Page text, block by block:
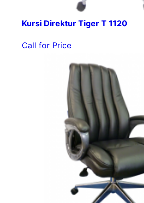
Kursi Direktur Tiger T 1120
Call for Price